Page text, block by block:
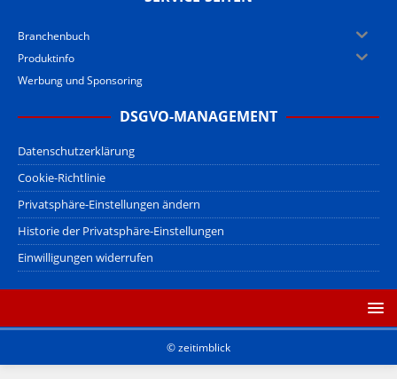
Branchenbuch
Produktinfo
Werbung und Sponsoring
DSGVO-MANAGEMENT
Datenschutzerklärung
Cookie-Richtlinie
Privatsphäre-Einstellungen ändern
Historie der Privatsphäre-Einstellungen
Einwilligungen widerrufen
© zeitimblick